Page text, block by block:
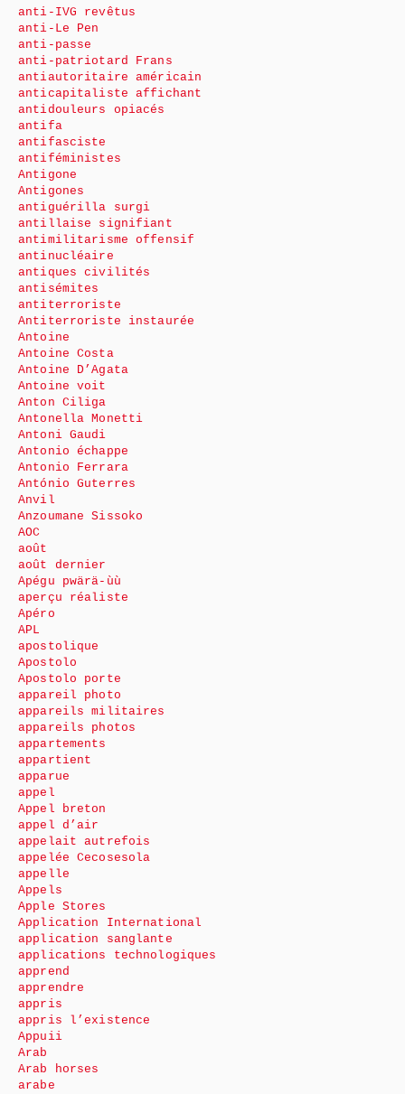
anti-IVG revêtus
anti-Le Pen
anti-passe
anti-patriotard Frans
antiautoritaire américain
anticapitaliste affichant
antidouleurs opiacés
antifa
antifasciste
antiféministes
Antigone
Antigones
antiguérilla surgi
antillaise signifiant
antimilitarisme offensif
antinucléaire
antiques civilités
antisémites
antiterroriste
Antiterroriste instaurée
Antoine
Antoine Costa
Antoine D’Agata
Antoine voit
Anton Ciliga
Antonella Monetti
Antoni Gaudi
Antonio échappe
Antonio Ferrara
António Guterres
Anvil
Anzoumane Sissoko
AOC
août
août dernier
Apégu pwärä-ùù
aperçu réaliste
Apéro
APL
apostolique
Apostolo
Apostolo porte
appareil photo
appareils militaires
appareils photos
appartements
appartient
apparue
appel
Appel breton
appel d’air
appelait autrefois
appelée Cecosesola
appelle
Appels
Apple Stores
Application International
application sanglante
applications technologiques
apprend
apprendre
appris
appris l’existence
Appuii
Arab
Arab horses
arabe